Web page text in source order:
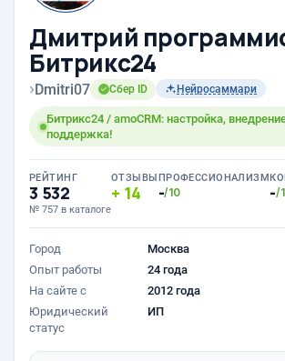
Дмитрий
Битрикс24
›Dmitri07 Сбер ID Нейросаммари
Битрикс24 / amoCRM: настройка,
поддержка!
РЕЙТИНГ
3 532
№ 757 в каталоге
ОТЗЫВЫ
14
ПРОФЕССИОНАЛИЗМ
-/10 -/
Город
Москва
Опыт работы
24 года
На сайте с
2012 года
Юридический
статус
ИП